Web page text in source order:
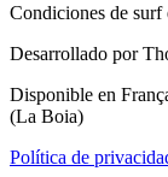
Condiciones de surf
Desarrollado por
Disponible en
(La Boia)
Política de